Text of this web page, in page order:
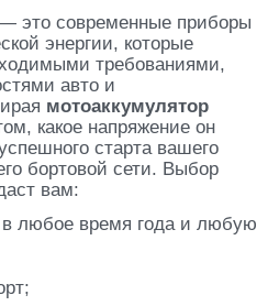
это современные приборы
энергии, которые
требованиями,
авто и
мотоаккумулятор
какое напряжение он
старта вашего
бортовой сети. Выбор
вам:
любое время года и любую